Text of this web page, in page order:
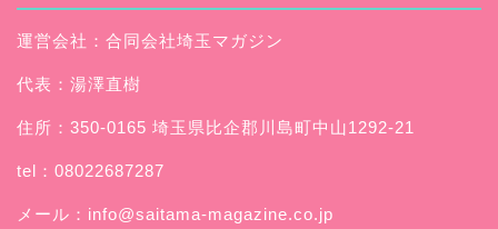
運営会社：合同会社埼玉マガジン
代表：湯澤直樹
住所：350-0165 埼玉県比企郡川島町中山1292-21
tel：08022687287
メール： info@saitama-magazine.co.jp